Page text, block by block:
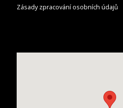
Zásady zpracování osobních údajů